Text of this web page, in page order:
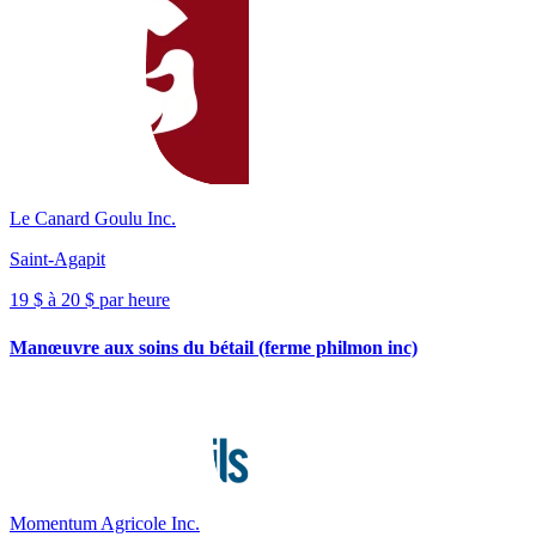
Le Canard Goulu Inc.
Saint-Agapit
19 $ à 20 $ par heure
Manœuvre aux soins du bétail (ferme philmon inc)
Momentum Agricole Inc.